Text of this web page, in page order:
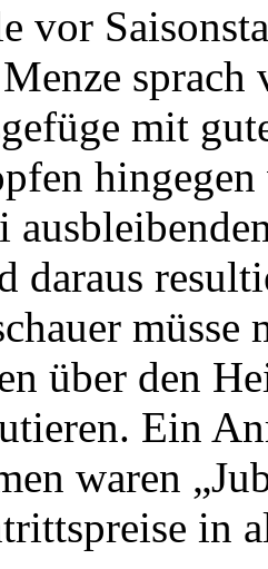
vor
mit
daraus
müsse
über den
Ein
waren
in